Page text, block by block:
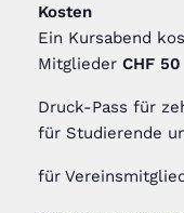
Kosten
Ein Kursabend
Mitglieder CHF 50
Druck-Pass für
für Studierende
für